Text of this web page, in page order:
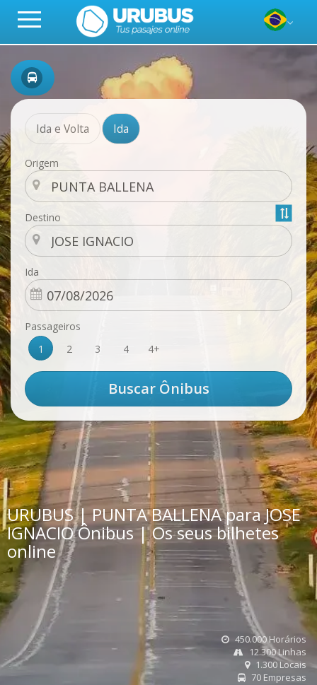
Ida e Volta Ida
Origem
Destino
Ida
Passageiros
1
2 3 4 4+
URUBUS | PUNTA BALLENA para JOSE
IGNACIO Ônibus | Os seus bilhetes
online
450.000 Horários
12.300 Linhas
1.300 Locais
70 Empresas